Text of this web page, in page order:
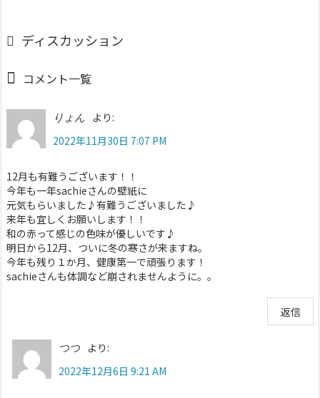
ディスカッション
コメント一覧
りょん
より:
2022年11月30日 7:07 PM
12月も有難うございます！！
今年も一年sachieさんの壁紙に
元気もらいました♪有難うございました♪
来年も宜しくお願いします！！
和の赤って感じの色味が優しいです♪
明日から12月、ついに冬の寒さが来ますね。
今年も残り１か月、健康第一で頑張ります！
sachieさんも体調など崩されませんように。。
返信
つつ
より:
2022年12月6日 9:21 AM